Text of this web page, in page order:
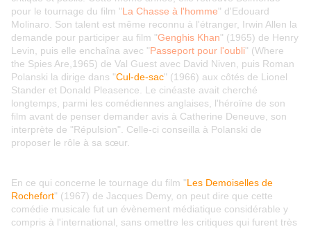
pour le tournage du film "La Chasse à l'homme" d'Edouard
Molinaro. Son talent est même reconnu à l'étranger, Irwin Allen la
demande pour participer au film "Genghis Khan" (1965) de Henry
Levin, puis elle enchaîna avec "Passeport pour l'oubli" (Where
the Spies Are,1965) de Val Guest avec David Niven, puis Roman
Polanski la dirige dans "Cul-de-sac" (1966) aux côtés de Lionel
Stander et Donald Pleasence. Le cinéaste avait cherché
longtemps, parmi les comédiennes anglaises, l'héroïne de son
film avant de penser demander avis à Catherine Deneuve, son
interprète de "Répulsion". Celle-ci conseilla à Polanski de
proposer le rôle à sa sœur.
En ce qui concerne le tournage du film "Les Demoiselles de
Rochefort" (1967) de Jacques Demy, on peut dire que cette
comédie musicale fut un évènement médiatique considérable y
compris à l'international, sans omettre les critiques qui furent très